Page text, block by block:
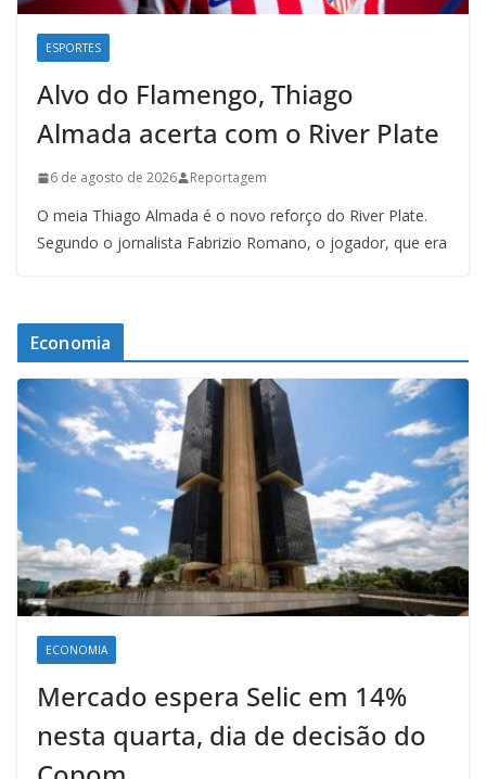
ESPORTES
Alvo do Flamengo, Thiago
Almada acerta com o River Plate
6 de agosto de 2026 Reportagem
O meia Thiago Almada é o novo reforço do River Plate.
Segundo o jornalista Fabrizio Romano, o jogador, que era
Economia
ECONOMIA
Mercado espera Selic em 14%
nesta quarta, dia de decisão do